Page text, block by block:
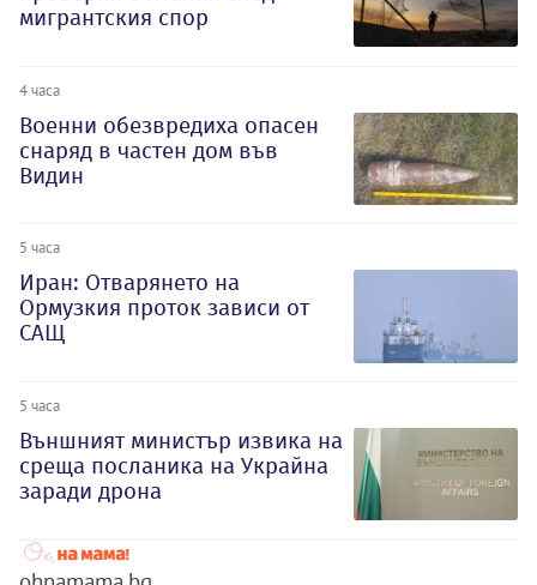
мигрантския спор
4 часа
Военни обезвредиха опасен
снаряд в частен дом във
Видин
5 часа
Иран: Отварянето на
Ормузкия проток зависи от
САЩ
5 часа
Външният министър извика на
среща посланика на Украйна
заради дрона